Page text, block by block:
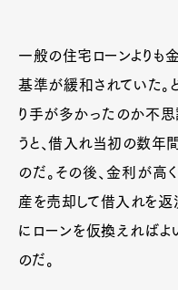
一般の住宅ローンよりも
基準が緩和されていた。
り手が多かったのか不思
うと、借入れ当初の数年
のだ。その後、金利が高
産を売却して借入れを返
にローンを仮換えればよ
のだ。